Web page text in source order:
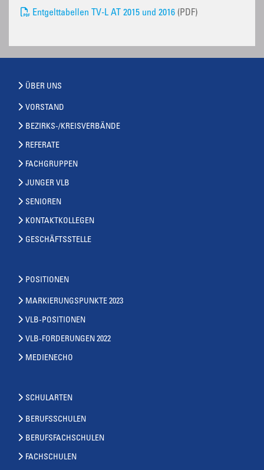
Entgelttabellen TV-L AT 2015 und 2016 (PDF)
ÜBER UNS
VORSTAND
BEZIRKS-/KREISVERBÄNDE
REFERATE
FACHGRUPPEN
JUNGER VLB
SENIOREN
KONTAKTKOLLEGEN
GESCHÄFTSSTELLE
POSITIONEN
MARKIERUNGSPUNKTE 2023
VLB-POSITIONEN
VLB-FORDERUNGEN 2022
MEDIENECHO
SCHULARTEN
BERUFSSCHULEN
BERUFSFACHSCHULEN
FACHSCHULEN